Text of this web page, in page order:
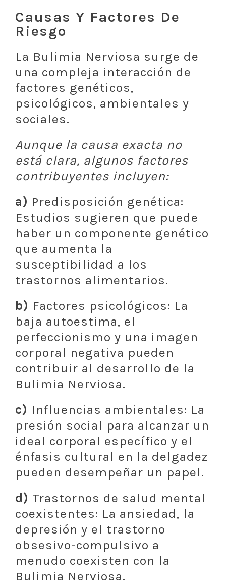
Causas Y Factores De
Riesgo
La Bulimia Nerviosa surge de
una compleja interacción de
factores genéticos,
psicológicos, ambientales y
sociales.
Aunque la causa exacta no
está clara, algunos factores
contribuyentes incluyen:
a) Predisposición genética:
Estudios sugieren que puede
haber un componente genético
que aumenta la
susceptibilidad a los
trastornos alimentarios.
b) Factores psicológicos: La
baja autoestima, el
perfeccionismo y una imagen
corporal negativa pueden
contribuir al desarrollo de la
Bulimia Nerviosa.
c) Influencias ambientales: La
presión social para alcanzar un
ideal corporal específico y el
énfasis cultural en la delgadez
pueden desempeñar un papel.
d) Trastornos de salud mental
coexistentes: La ansiedad, la
depresión y el trastorno
obsesivo-compulsivo a
menudo coexisten con la
Bulimia Nerviosa.